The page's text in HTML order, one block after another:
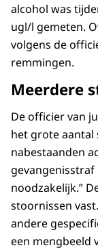
alcohol was
ugl/l gemeten.
volgens de
remmingen.
Meerdere
De officier van
het grote aantal
nabestaanden
gevangenisstraf
noodzakelijk.”
stoornissen
andere
een mengbeeld